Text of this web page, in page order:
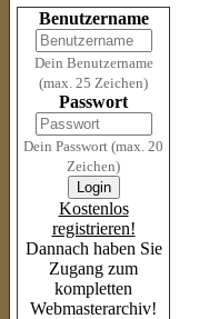
Benutzername
Dein Benutzername
(max. 25 Zeichen)
Passwort
Dein Passwort (max. 20
Zeichen)
Kostenlos
registrieren!
Dannach haben Sie
Zugang zum
kompletten
Webmasterarchiv!